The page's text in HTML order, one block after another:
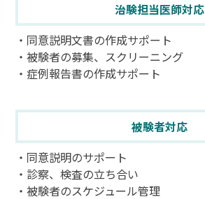
治験担当医師対応
・同意説明文書の作成サポート
・被験者の募集、スクリーニング
・症例報告書の作成サポート
被験者対応
・同意説明のサポート
・診察、検査の立ち合い
・被験者のスケジュール管理